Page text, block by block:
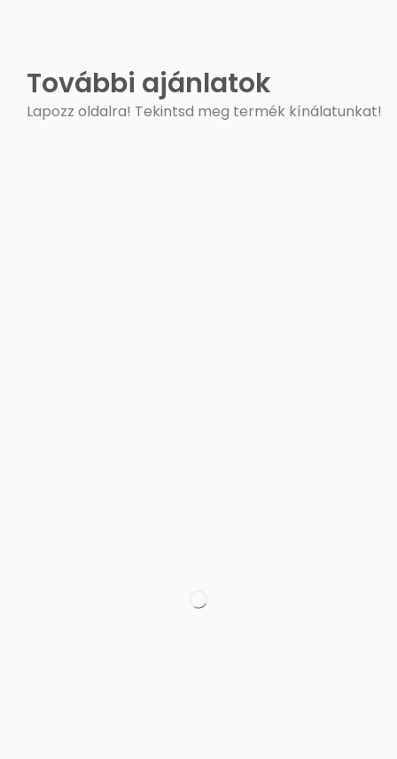
További ajánlatok
Lapozz oldalra! Tekintsd meg termék kínálatunkat!